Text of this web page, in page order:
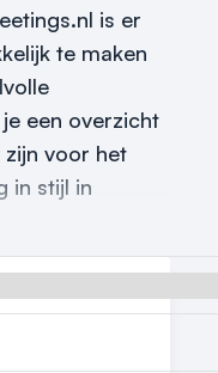
is er
te maken
een overzicht
voor het
in stijl in